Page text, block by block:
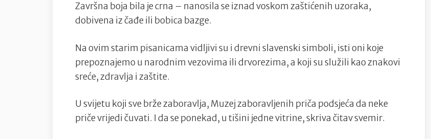
Završna boja bila je crna – nanosila se iznad voskom zaštićenih uzoraka,
dobivena iz čađe ili bobica bazge.
Na ovim starim pisanicama vidljivi su i drevni slavenski simboli, isti oni koje
prepoznajemo u narodnim vezovima ili drvorezima, a koji su služili kao znakovi
sreće, zdravlja i zaštite.
U svijetu koji sve brže zaboravlja, Muzej zaboravljenih priča podsjeća da neke
priče vrijedi čuvati. I da se ponekad, u tišini jedne vitrine, skriva čitav svemir.